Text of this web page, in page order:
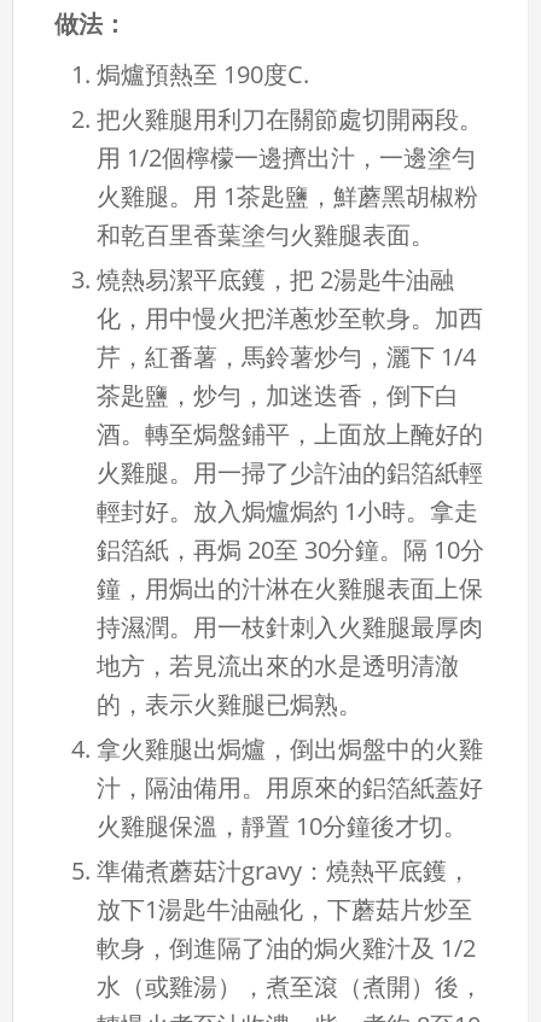
做法：
焗爐預熱至 190度C.
把火雞腿用利刀在關節處切開兩段。
用 1/2個檸檬一邊擠出汁，一邊塗勻
火雞腿。用 1茶匙鹽，鮮蘑黑胡椒粉
和乾百里香葉塗勻火雞腿表面。
燒熱易潔平底鑊，把 2湯匙牛油融
化，用中慢火把洋蔥炒至軟身。加西
芹，紅番薯，馬鈴薯炒勻，灑下 1/4
茶匙鹽，炒勻，加迷迭香，倒下白
酒。轉至焗盤鋪平，上面放上醃好的
火雞腿。用一掃了少許油的鋁箔紙輕
輕封好。放入焗爐焗約 1小時。拿走
鋁箔紙，再焗 20至 30分鐘。隔 10分
鐘，用焗出的汁淋在火雞腿表面上保
持濕潤。用一枝針刺入火雞腿最厚肉
地方，若見流出來的水是透明清澈
的，表示火雞腿已焗熟。
拿火雞腿出焗爐，倒出焗盤中的火雞
汁，隔油備用。用原來的鋁箔紙蓋好
火雞腿保溫，靜置 10分鐘後才切。
準備煮蘑菇汁gravy：燒熱平底鑊，
放下1湯匙牛油融化，下蘑菇片炒至
軟身，倒進隔了油的焗火雞汁及 1/2
水（或雞湯），煮至滾（煮開）後，